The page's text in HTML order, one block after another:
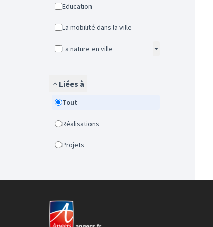
Education
La mobilité dans la ville
La nature en ville
Liées à
Tout
Réalisations
Projets